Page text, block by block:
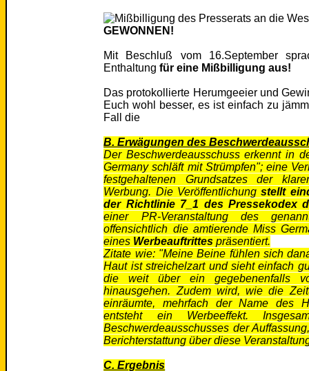
GEWONNEN!
Mit Beschluß vom 16.September
Enthaltungfür eine Mißbilligung aus!
Das protokollierte Herumgeeier und
Euch wohl besser, es ist einfach zu
Fall die
B. Erwägungen des
Der Beschwerdeausschuss erkennt in
Germany schläft mit Strümpfen"; eine
festgehaltenen Grundsatzes der
Werbung. Die Veröffentlichungstellt
der Richtlinie 7_1 des Pressekodex
einer PR-Veranstaltung des
offensichtlich die amtierende Miss
eines Werbeauftrittes präsentiert.
Zitate wie: "Meine Beine fühlen sich
Haut ist streichelzart und sieht einfach
die weit über ein gegebenenfalls
hinausgehen. Zudem wird, wie die
einräumte, mehrfach der Name des
entsteht ein Werbeeffekt.
Beschwerdeausschusses der
Berichterstattung über diese
C. Ergebnis